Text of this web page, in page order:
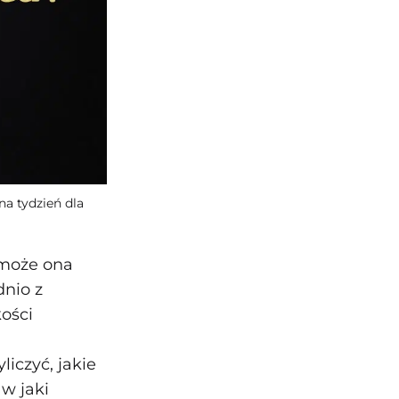
tydzień dla
ona
z
jakie
jaki